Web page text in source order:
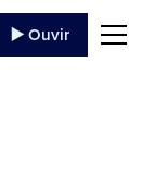
▶️ Ouvir